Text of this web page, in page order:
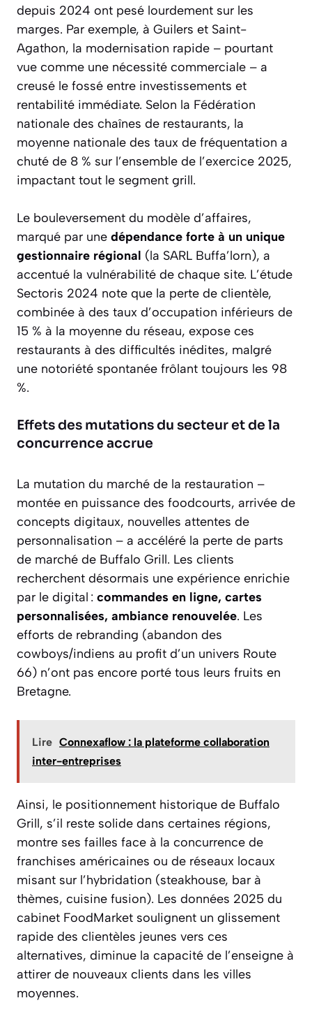
depuis 2024 ont pesé lourdement sur les
marges. Par exemple, à Guilers et Saint-
Agathon, la modernisation rapide – pourtant
vue comme une nécessité commerciale – a
creusé le fossé entre investissements et
rentabilité immédiate. Selon la Fédération
nationale des chaînes de restaurants, la
moyenne nationale des taux de fréquentation a
chuté de 8 % sur l’ensemble de l’exercice 2025,
impactant tout le segment grill.
Le bouleversement du modèle d’affaires,
marqué par une dépendance forte à un unique
gestionnaire régional (la SARL Buffa’lorn), a
accentué la vulnérabilité de chaque site. L’étude
Sectoris 2024 note que la perte de clientèle,
combinée à des taux d’occupation inférieurs de
15 % à la moyenne du réseau, expose ces
restaurants à des difficultés inédites, malgré
une notoriété spontanée frôlant toujours les 98
%.
Effets des mutations du secteur et de la
concurrence accrue
La mutation du marché de la restauration –
montée en puissance des foodcourts, arrivée de
concepts digitaux, nouvelles attentes de
personnalisation – a accéléré la perte de parts
de marché de Buffalo Grill. Les clients
recherchent désormais une expérience enrichie
par le digital : commandes en ligne, cartes
personnalisées, ambiance renouvelée. Les
efforts de rebranding (abandon des
cowboys/indiens au profit d’un univers Route
66) n’ont pas encore porté tous leurs fruits en
Bretagne.
Lire Connexaflow : la plateforme collaboration
inter-entreprises
Ainsi, le positionnement historique de Buffalo
Grill, s’il reste solide dans certaines régions,
montre ses failles face à la concurrence de
franchises américaines ou de réseaux locaux
misant sur l’hybridation (steakhouse, bar à
thèmes, cuisine fusion). Les données 2025 du
cabinet FoodMarket soulignent un glissement
rapide des clientèles jeunes vers ces
alternatives, diminue la capacité de l’enseigne à
attirer de nouveaux clients dans les villes
moyennes.